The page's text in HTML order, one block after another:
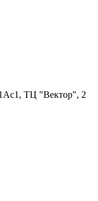
ТЦ "Вектор", 2